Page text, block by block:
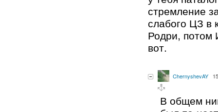
стремление
слабого ЦЗ в
Родри, потом
вот.
ChernyshevAY
В общем